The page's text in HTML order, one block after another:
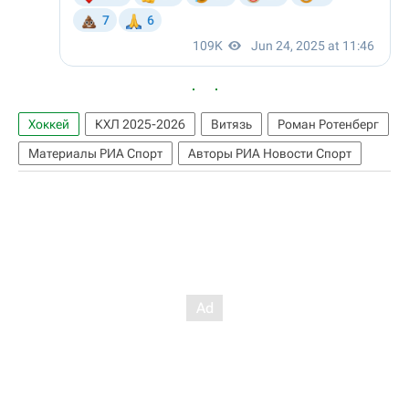
Хоккей КХЛ 2025-2026 Витязь
Роман Ротенберг
Материалы РИА Спорт
Авторы РИА Новости Спорт